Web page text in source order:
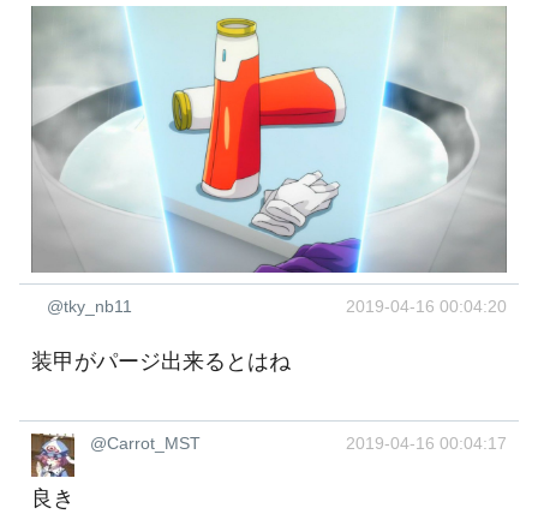
@tky_nb11 2019-04-16 00:04:20
装甲がパージ出来るとはね
@Carrot_MST 2019-04-16 00:04:17
良き